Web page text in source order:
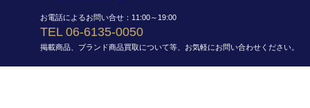
お電話によるお問い合せ：11:00～19:00
TEL 06-6135-0050
掲載商品、ブランド商品買取について等、お気軽にお問い合わせください。